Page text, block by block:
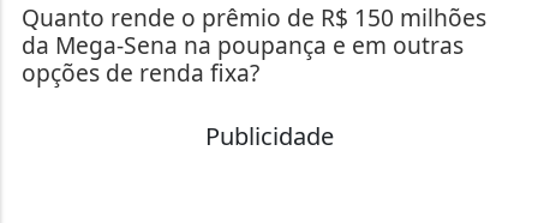
Quanto rende o prêmio de R$ 150 milhões
da Mega-Sena na poupança e em outras
opções de renda fixa?
Publicidade